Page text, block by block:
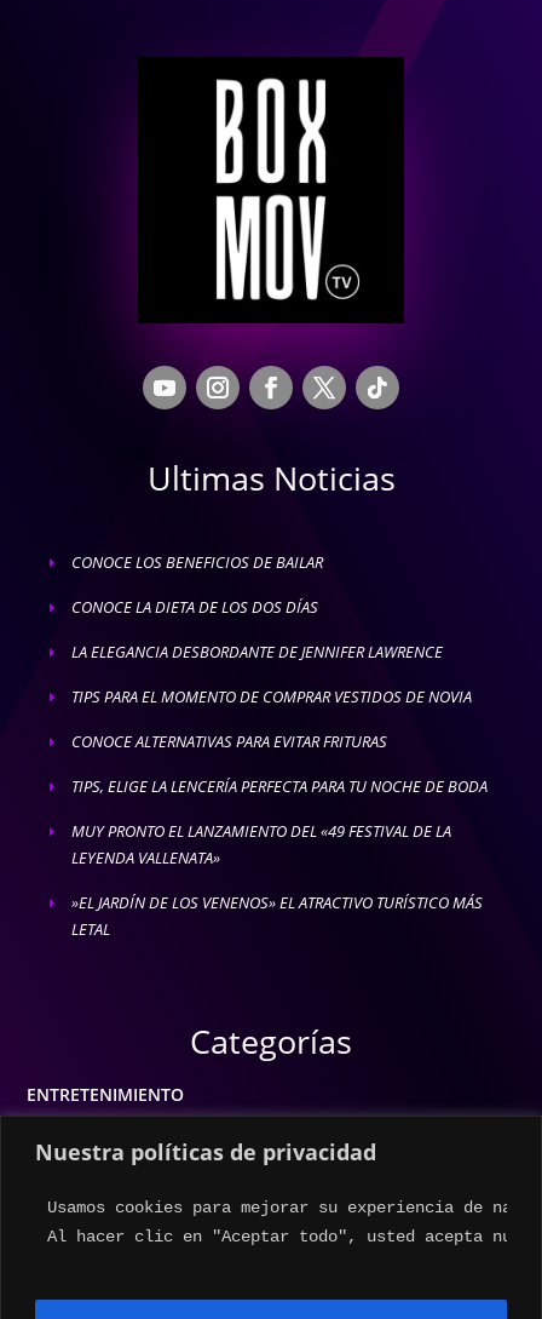
Nuestra políticas de privacidad
Usamos cookies para mejorar su experiencia de
Al hacer clic en "Aceptar todo", usted acepta
Ultimas Noticias
E CONOCE LOS BENEFICIOS DE BAILAR
E CONOCE LA DIETA DE LOS DOS DÍAS
E LA ELEGANCIA DESBORDANTE DE JENNIFER LAWRENCE
E TIPS PARA EL MOMENTO DE COMPRAR VESTIDOS DE NOVIA
E CONOCE ALTERNATIVAS PARA EVITAR FRITURAS
E TIPS, ELIGE LA LENCERÍA PERFECTA PARA TU NOCHE DE BODA
E
MUY PRONTO EL LANZAMIENTO DEL «49 FESTIVAL DE LA
LEYENDA VALLENATA»
E
»EL JARDÍN DE LOS VENENOS» EL ATRACTIVO TURÍSTICO MÁS
LETAL
Categorías
ENTRETENIMIENTO
ESTILO DE VIDA